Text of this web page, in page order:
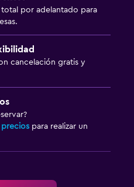
por adelantado para
cancelación gratis y
precios para realizar un